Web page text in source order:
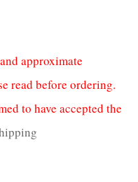
approximate
read before ordering.
to have accepted the